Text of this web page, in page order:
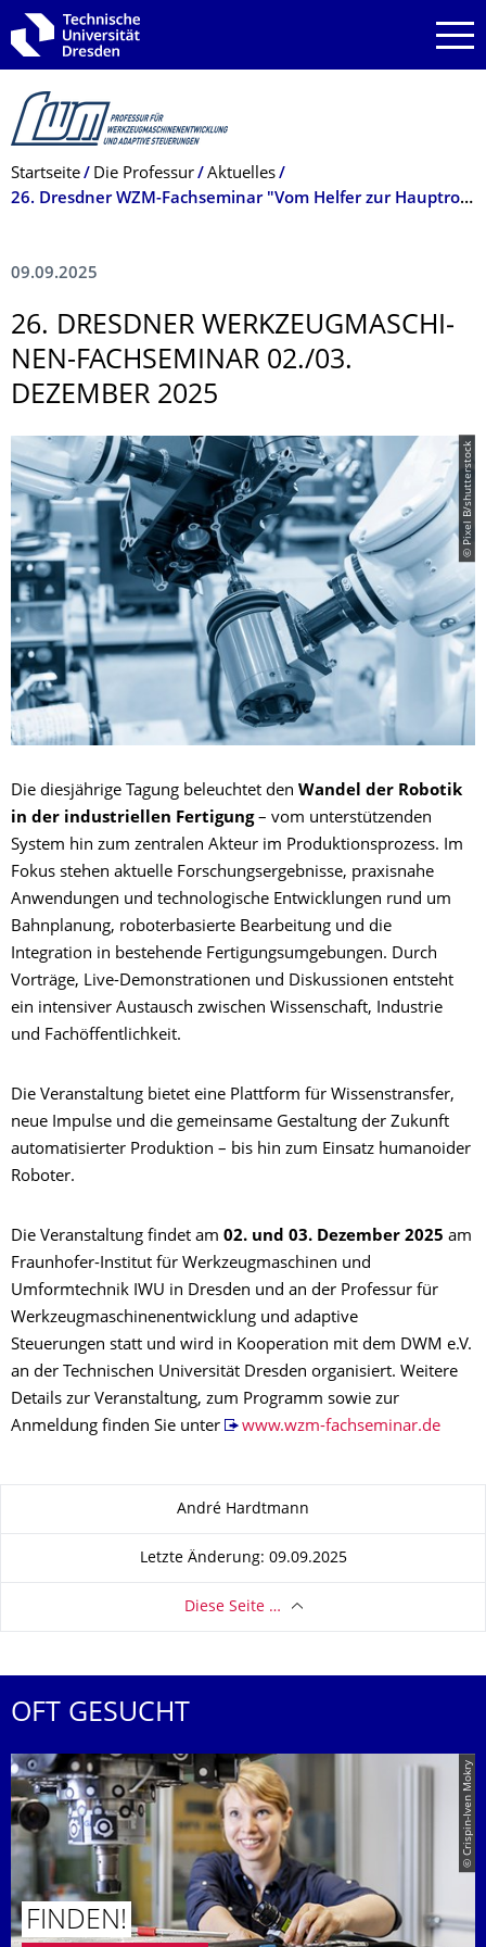
Zur Hauptnavigation springen
Zur Suche springen
Zum Inhalt springen
Breadcrumb-Menü
Startseite Die Professur
Aktuelles
26. Dresdner WZM-Fachseminar "Vom Helfer zur Hauptrolle: Roboter in der Produktion"
09.09.2025
26. DRESDNER WERKZEUGMASCHI­
NEN-FACHSEMINAR 02./03.
DEZEMBER 2025
© Pixel B/shutterstock
Die diesjährige Tagung beleuchtet den Wandel der Robotik
in der industriellen Fertigung– vom unterstützenden
System hin zum zentralen Akteur im Produktionsprozess. Im
Fokus stehen aktuelle Forschungsergebnisse, praxisnahe
Anwendungen und technologische Entwicklungen rund um
Bahnplanung, roboterbasierte Bearbeitung und die
Integration in bestehende Fertigungsumgebungen. Durch
Vorträge, Live-Demonstrationen und Diskussionen entsteht
ein intensiver Austausch zwischen Wissenschaft, Industrie
und Fachöffentlichkeit.
Die Veranstaltung bietet eine Plattform für Wissenstransfer,
neue Impulse und die gemeinsame Gestaltung der Zukunft
automatisierter Produktion – bis hin zum Einsatz humanoider
Roboter.
Die Veranstaltung findet am 02. und 03. Dezember 2025 am
Fraunhofer-Institut für Werkzeugmaschinen und
Umformtechnik IWU in Dresden und an der Professur für
Werkzeugmaschinenentwicklung und adaptive
Steuerungen statt und wird in Kooperation mit dem DWM e.V.
an der Technischen Universität Dresden organisiert. Weitere
Details zur Veranstaltung, zum Programm sowie zur
Anmeldung finden Sie unter
www.wzm-fachseminar.de
André Hardtmann
Letzte Änderung: 09.09.2025
Diese Seite …
OFT GESUCHT
© Crispin-Iven Mokry
FINDEN!